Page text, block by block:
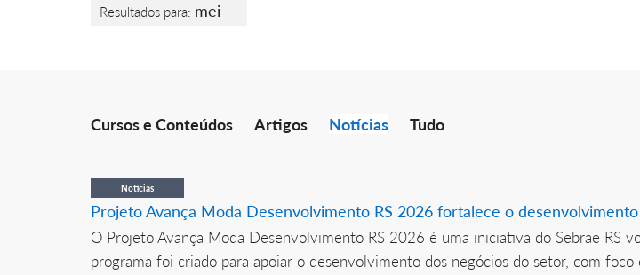
Resultados para: mei
Cursos e Conteúdos Artigos Notícias Tudo
Notícias
Projeto Avança Moda Desenvolvimento RS 2026 fortalece o
O Projeto Avança Moda Desenvolvimento RS 2026 é uma iniciativa do Sebrae RS
programa foi criado para apoiar o desenvolvimento dos negócios do setor, com